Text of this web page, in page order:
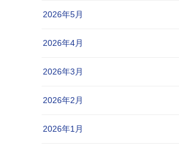
2026年5月
2026年4月
2026年3月
2026年2月
2026年1月